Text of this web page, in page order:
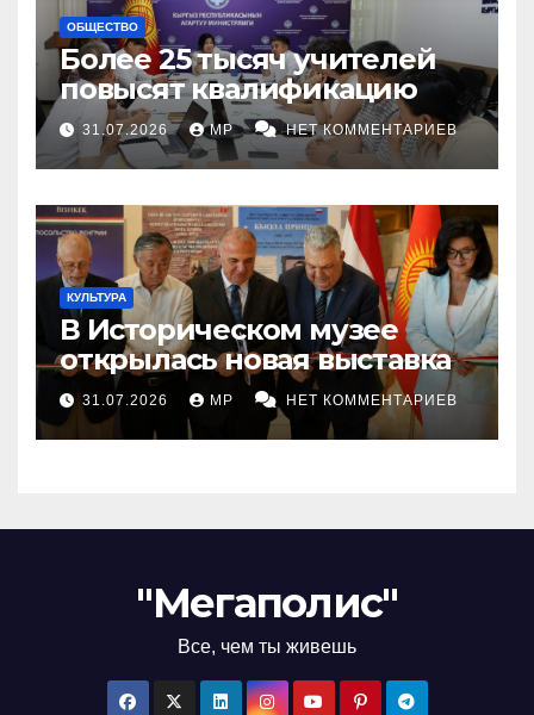
ОБЩЕСТВО
Более 25 тысяч учителей
повысят квалификацию
31.07.2026 MP НЕТ КОММЕНТАРИЕВ
КУЛЬТУРА
В Историческом музее
открылась новая выставка
31.07.2026 MP НЕТ КОММЕНТАРИЕВ
"Мегаполис"
Все, чем ты живешь